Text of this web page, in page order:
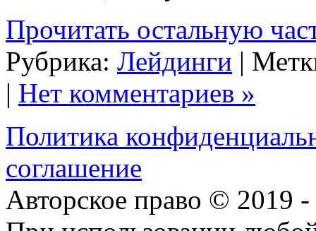
Прочитать остальную
Рубрика: Лейдинги |
| Нет комментариев »
Политика
соглашение
Авторское право © 2019 -